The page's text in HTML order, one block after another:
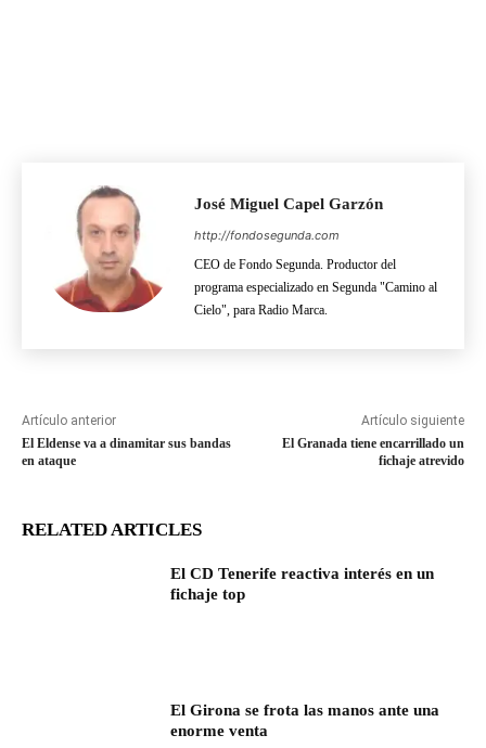
José Miguel Capel Garzón
http://fondosegunda.com
CEO de Fondo Segunda. Productor del
programa especializado en Segunda "Camino al
Cielo", para Radio Marca.
Artículo anterior
El Eldense va a dinamitar sus bandas
en ataque
Artículo siguiente
El Granada tiene encarrillado un
fichaje atrevido
RELATED ARTICLES
El CD Tenerife reactiva interés en un
fichaje top
El Girona se frota las manos ante una
enorme venta